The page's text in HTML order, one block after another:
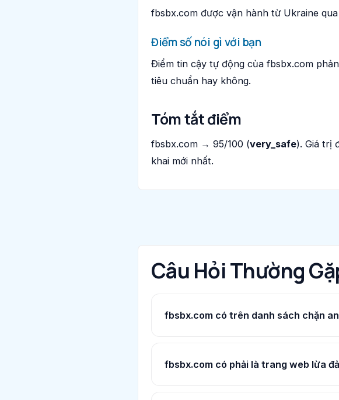
fbsbx.com được vận hành từ Ukraine
Điểm số nói gì với bạn
Điểm tin cậy tự động của fbsbx.com
tiêu chuẩn hay không.
Tóm tắt điểm
fbsbx.com → 95/100 (very_safe). Giá trị
khai mới nhất.
Câu Hỏi Thường
fbsbx.com có trên danh sách chặn
fbsbx.com có phải là trang web lừa